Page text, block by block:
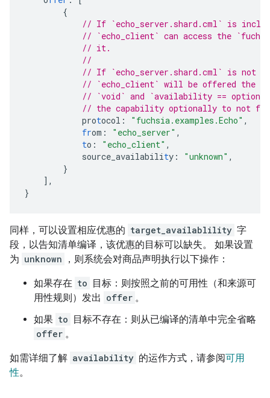
{
// If `echo_server.shard.cml` is
// `echo_client` can access the
// it.
//
// If `echo_server.shard.cml` is not
// `echo_client` will be offered the
// `void` and `availability ==
// the capability optionally to not
protocol : "fuchsia.examples.Echo" ,
from : "echo_server" ,
to : "echo_client" ,
source_availability : "unknown" ,
}
],
}
同样，可以设置相应优惠的 target_availablility 字
段，以告知清单编译，该优惠的目标可以缺失。 如果设置
为 unknown ，则系统会对商品声明执行以下操作：
如果存在 to 目标：则按照之前的可用性（和来源可
用性规则）发出 offer 。
如果 to 目标不存在：则从已编译的清单中完全省略
offer 。
如需详细了解 availability 的运作方式，请参阅可用
性。